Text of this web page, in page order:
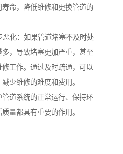
命，降低维修和更换管道的
恶化：如果管道堵塞不及时处
，导致堵塞更加严重，甚至
工作。通过及时疏通，可以
少维修的难度和费用。
道系统的正常运行、保持环
量都具有重要的作用。